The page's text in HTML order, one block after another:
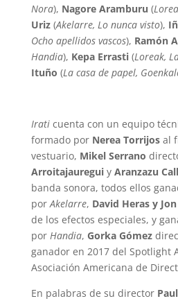
Nora), Nagore Aramburu (
Uriz(Akelarre, Lo nunca visto),
Ocho apellidos vascos), Ramón
Handia), Kepa Errasti(Loreak,
Ituño (La casa de papel,
Irati cuenta con un equipo
formado por Nerea Torrijosal
vestuario, Mikel Serrano
Arroitajaureguiy Aranzazu
banda sonora, todos ellos
por Akelarre, David Heras y
de los efectos especiales, y
por Handia, Gorka Gómez
ganador en 2017 del Spotlight
Asociación Americana de
En palabras de su director